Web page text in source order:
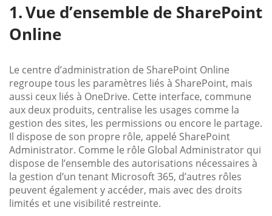
Vue d’ensemble de SharePoint
Online
Le centre d’administration de SharePoint Online
regroupe tous les paramètres liés à SharePoint, mais
aussi ceux liés à OneDrive. Cette interface, commune
aux deux produits, centralise les usages comme la
gestion des sites, les permissions ou encore le partage.
Il dispose de son propre rôle, appelé SharePoint
Administrator. Comme le rôle Global Administrator qui
dispose de l’ensemble des autorisations nécessaires à
la gestion d’un tenant Microsoft 365, d’autres rôles
peuvent également y accéder, mais avec des droits
limités et une visibilité restreinte.